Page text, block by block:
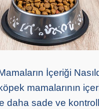
İçeriği
mamalarının
daha sade ve